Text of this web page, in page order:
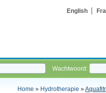
English
Wachtwoord:
Home » Hydrotherapie»